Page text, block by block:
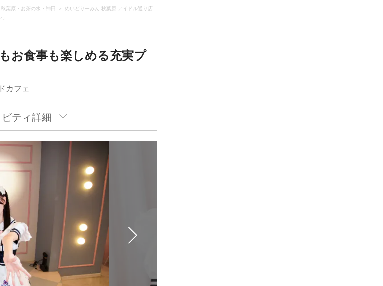
葉原・お茶の水・神田
めいどりーみん 秋葉原 アイドル通り店
お食事も楽しめる充実プ
カフェ
ティ詳細